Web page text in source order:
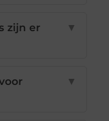
zijn er
▼
▼